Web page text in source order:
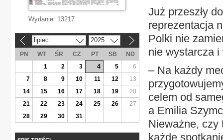
Już przeszły
reprezentacja
Polki nie
nie wystarcza
– Na każdy
celem od
a Emilia
Nieważne, czy
każde
Wydanie: 13217
lipiec 2025
PN WT ŚR CZ PT SB
ND
1
2 3 4 5
6
7
8 9 10 11 12
13
14
15 16 17 18 19
20
21
22 23 24 25 26
27
28
29 30 31